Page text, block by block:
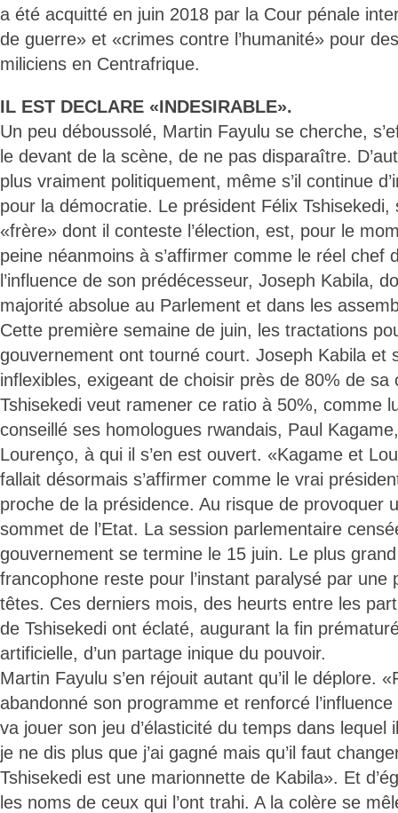
a été acquitté en juin 2018 par la Cour pénale
de guerre» et «crimes contre l’humanité» pour
miliciens en Centrafrique.
IL EST DECLARE «INDESIRABLE».
Un peu déboussolé, Martin Fayulu se cherche,
le devant de la scène, de ne pas disparaître.
plus vraiment politiquement, même s’il continue
pour la démocratie. Le président Félix
«frère» dont il conteste l’élection, est, pour le
peine néanmoins à s’affirmer comme le réel chef
l’influence de son prédécesseur, Joseph Kabila,
majorité absolue au Parlement et dans les
Cette première semaine de juin, les tractations
gouvernement ont tourné court. Joseph Kabila et
inflexibles, exigeant de choisir près de 80% de sa
Tshisekedi veut ramener ce ratio à 50%, comme
conseillé ses homologues rwandais, Paul
Lourenço, à qui il s’en est ouvert. «Kagame et
fallait désormais s’affirmer comme le vrai
proche de la présidence. Au risque de provoquer
sommet de l’Etat. La session parlementaire
gouvernement se termine le 15 juin. Le plus grand
francophone reste pour l’instant paralysé par une
têtes. Ces derniers mois, des heurts entre les
de Tshisekedi ont éclaté, augurant la fin
artificielle, d’un partage inique du pouvoir.
Martin Fayulu s’en réjouit autant qu’il le déplore.
abandonné son programme et renforcé
va jouer son jeu d’élasticité du temps dans lequel
je ne dis plus que j’ai gagné mais qu’il faut
Tshisekedi est une marionnette de Kabila». Et
les noms de ceux qui l’ont trahi. A la colère se